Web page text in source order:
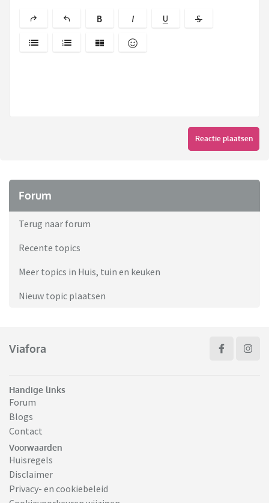
Reactie plaatsen
Forum
Terug naar forum
Recente topics
Meer topics in Huis, tuin en keuken
Nieuw topic plaatsen
Viafora
Handige links
Forum
Blogs
Contact
Voorwaarden
Huisregels
Disclaimer
Privacy- en cookiebeleid